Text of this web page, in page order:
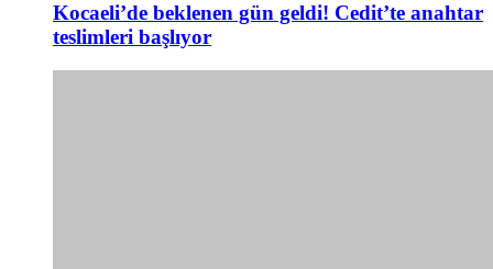
Kocaeli’de beklenen gün geldi! Cedit’te anahtar
teslimleri başlıyor